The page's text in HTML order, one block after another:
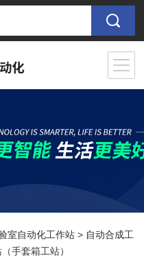
室自动化工作站 > 自动合成工
手套箱工站）